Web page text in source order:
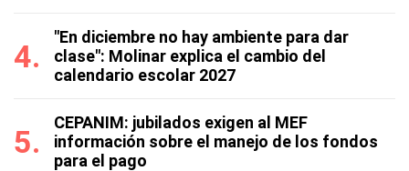
"En diciembre no hay ambiente para dar
clase": Molinar explica el cambio del
calendario escolar 2027
CEPANIM: jubilados exigen al MEF
información sobre el manejo de los fondos
para el pago